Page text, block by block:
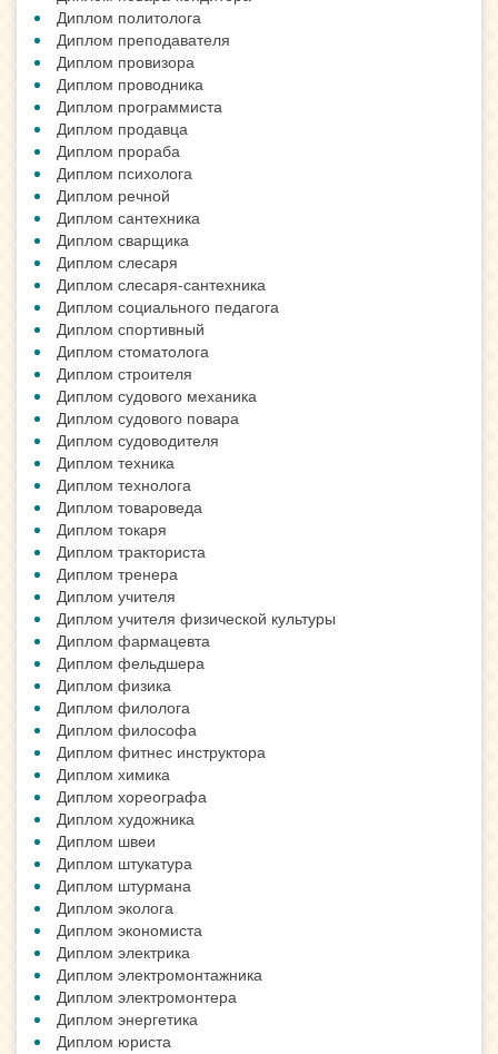
Диплом политолога
Диплом преподавателя
Диплом провизора
Диплом проводника
Диплом программиста
Диплом продавца
Диплом прораба
Диплом психолога
Диплом речной
Диплом сантехника
Диплом сварщика
Диплом слесаря
Диплом слесаря-сантехника
Диплом социального педагога
Диплом спортивный
Диплом стоматолога
Диплом строителя
Диплом судового механика
Диплом судового повара
Диплом судоводителя
Диплом техника
Диплом технолога
Диплом товароведа
Диплом токаря
Диплом тракториста
Диплом тренера
Диплом учителя
Диплом учителя физической культуры
Диплом фармацевта
Диплом фельдшера
Диплом физика
Диплом филолога
Диплом философа
Диплом фитнес инструктора
Диплом химика
Диплом хореографа
Диплом художника
Диплом швеи
Диплом штукатура
Диплом штурмана
Диплом эколога
Диплом экономиста
Диплом электрика
Диплом электромонтажника
Диплом электромонтера
Диплом энергетика
Диплом юриста